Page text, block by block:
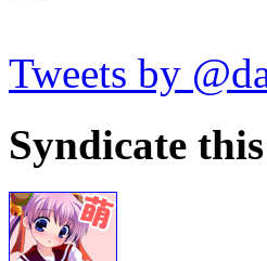
Tweets by
Syndicate